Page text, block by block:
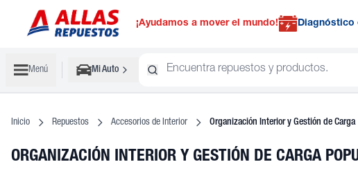
¡Ayudamos a mover el mundo! Diagnóstico
Menú Mi Auto
Inicio Repuestos Accesorios de Interior Organización Interior y Gestión de Carga
ORGANIZACIÓN INTERIOR Y GESTIÓN DE CARGA